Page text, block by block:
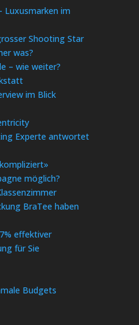
Luxusmarken im
Shooting Star
was?
– wie weiter?
im Blick
Experte antwortet
möglich?
BraTee haben
effektiver
für Sie
Budgets